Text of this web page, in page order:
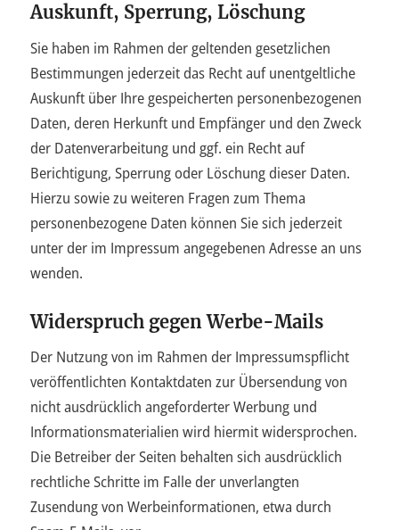
Auskunft, Sperrung, Löschung
Sie haben im Rahmen der geltenden gesetzlichen
Bestimmungen jederzeit das Recht auf unentgeltliche
Auskunft über Ihre gespeicherten personenbezogenen
Daten, deren Herkunft und Empfänger und den Zweck
der Datenverarbeitung und ggf. ein Recht auf
Berichtigung, Sperrung oder Löschung dieser Daten.
Hierzu sowie zu weiteren Fragen zum Thema
personenbezogene Daten können Sie sich jederzeit
unter der im Impressum angegebenen Adresse an uns
wenden.
Widerspruch gegen Werbe-Mails
Der Nutzung von im Rahmen der Impressumspflicht
veröffentlichten Kontaktdaten zur Übersendung von
nicht ausdrücklich angeforderter Werbung und
Informationsmaterialien wird hiermit widersprochen.
Die Betreiber der Seiten behalten sich ausdrücklich
rechtliche Schritte im Falle der unverlangten
Zusendung von Werbeinformationen, etwa durch